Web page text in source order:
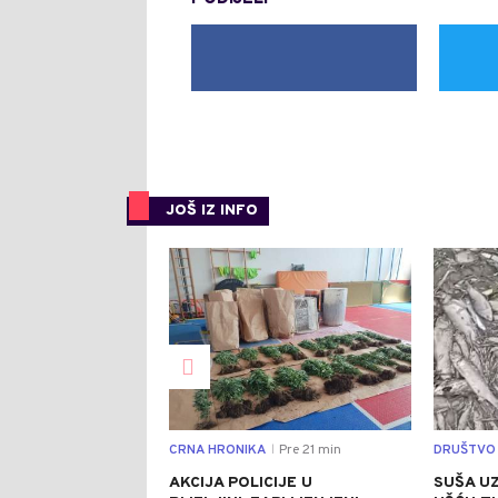
JOŠ IZ INFO
0
CRNA HRONIKA Pre 21 min
AKCIJA POLICIJE U
DRUŠTVO
SUŠA